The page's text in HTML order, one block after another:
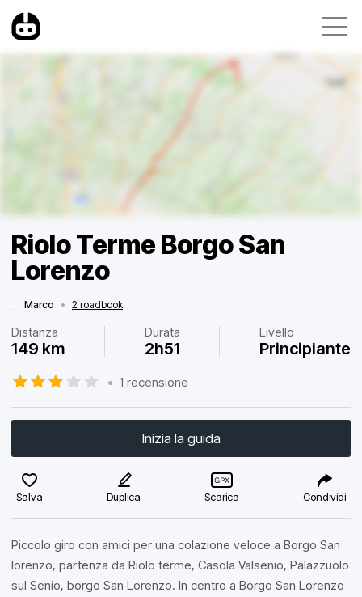
Riolo Terme Borgo San
Lorenzo
Marco • 2 roadbook
Distanza
149 km
Durata
2h51
Livello
Principiante
• 1 recensione
Inizia la guida
Salva Duplica Scarica Condividi
Piccolo giro con amici per una colazione veloce a Borgo San
lorenzo, partenza da Riolo terme, Casola Valsenio, Palazzuolo
sul Senio, borgo San Lorenzo. In centro a Borgo San Lorenzo